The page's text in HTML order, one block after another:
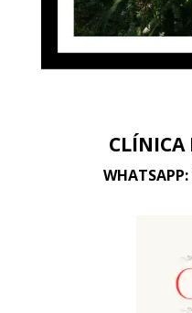
CLÍNICA